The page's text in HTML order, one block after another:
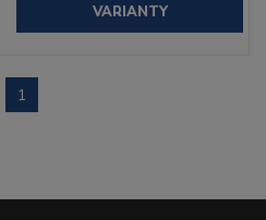
VARIANTY
1